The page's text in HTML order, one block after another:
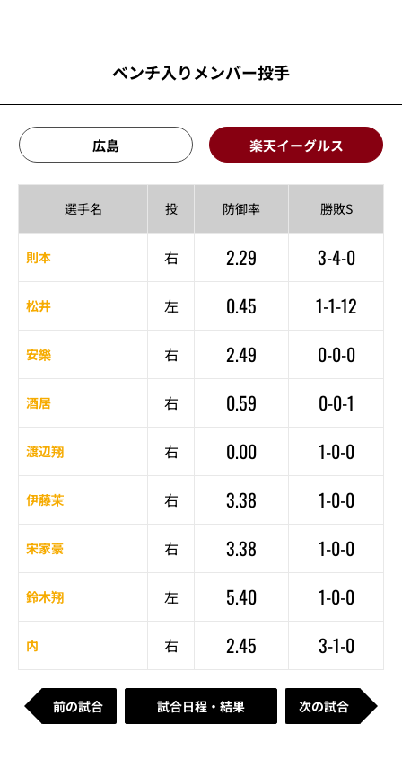
ベンチ入りメンバー投手
広島 楽天イーグルス
選手名 投 防御率 勝敗S
則本 右 2.29 3-4-0
松井 左 0.45 1-1-12
安樂 右 2.49 0-0-0
酒居 右 0.59 0-0-1
渡辺翔 右 0.00 1-0-0
伊藤茉 右 3.38 1-0-0
宋家豪 右 3.38 1-0-0
鈴木翔 左 5.40 1-0-0
内 右 2.45 3-1-0
前の試合 試合日程・結果 次の試合